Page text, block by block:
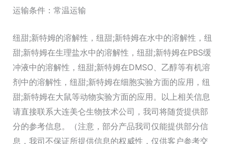
运输条件：常温运输
纽甜;新特姆的溶解性，纽甜;新特姆在水中的溶解性，纽
甜;新特姆在生理盐水中的溶解性，纽甜;新特姆在PBS缓
冲液中的溶解性，纽甜;新特姆在DMSO、乙醇等有机溶
剂中的溶解性，纽甜;新特姆在细胞实验方面的应用，纽
甜;新特姆在大鼠等动物实验方面的应用。以上相关信息
请直接联系大连美仑生物技术公司，我司将随货提供部
分的参考信息。（注意，部分产品我司仅能提供部分信
息，我司不保证所提供信息的权威性，仅供客户参考交